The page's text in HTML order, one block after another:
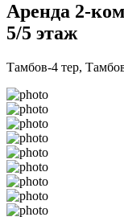
Аренда 2-
5/5 этаж
Тамбов-4 тер,